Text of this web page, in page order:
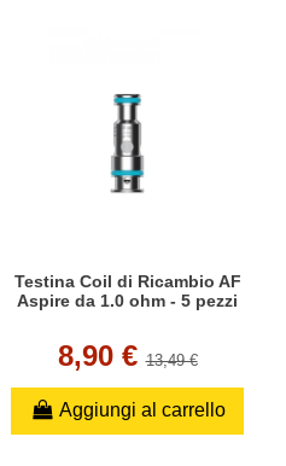
Testina Coil di Ricambio AF
Aspire da 1.0 ohm - 5 pezzi
8,90 €13,49 €
Aggiungi al carrello